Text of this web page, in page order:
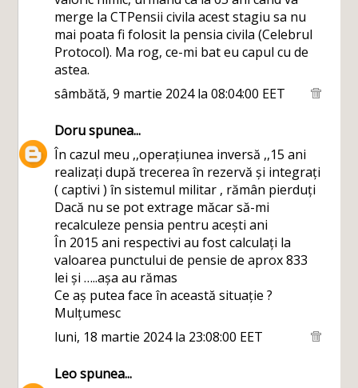
merge la CTPensii civila acest stagiu sa nu
mai poata fi folosit la pensia civila (Celebrul
Protocol). Ma rog, ce-mi bat eu capul cu de
astea.
sâmbătă, 9 martie 2024 la 08:04:00 EET
Doruspunea...
În cazul meu ,,operațiunea inversă ,,15 ani
realizați după trecerea în rezervă și integrați
( captivi ) în sistemul militar , rămân pierduți
Dacă nu se pot extrage măcar să-mi
recalculeze pensia pentru acești ani
În 2015 ani respectivi au fost calculați la
valoarea punctului de pensie de aprox 833
lei și …..așa au rămas
Ce aș putea face în această situație ?
Mulțumesc
luni, 18 martie 2024 la 23:08:00 EET
Leospunea...